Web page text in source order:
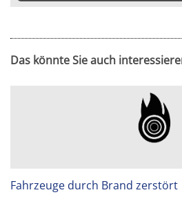
Das könnte Sie auch
Fahrzeuge durch Brand zerstört